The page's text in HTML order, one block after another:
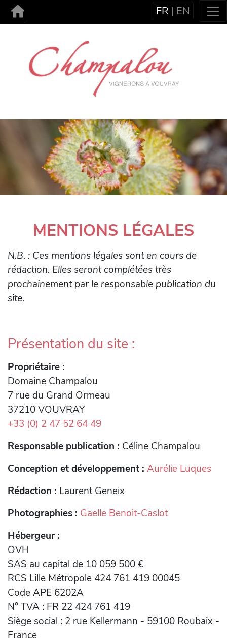
FR | EN
MENTIONS LÉGALES
N.B. : Ces mentions légales sont en cours de
rédaction. Elles seront complétées très
prochainement par le responsable publication du
site.
Présentation du site :
Propriétaire :
Domaine Champalou
7 rue du Grand Ormeau
37210 VOUVRAY
+33 (0) 2 47 52 64 49
Responsable publication : Céline Champalou
Conception et développement : Aurélie Luques
Rédaction : Laurent Geneix
Photographies : Gaelle Benoit-Caslot
Hébergeur :
OVH
SAS au capital de 10 059 500 €
RCS Lille Métropole 424 761 419 00045
Code APE 6202A
N° TVA : FR 22 424 761 419
Siège social : 2 rue Kellermann - 59100 Roubaix -
France